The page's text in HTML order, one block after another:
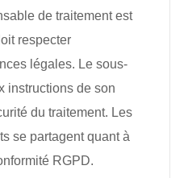
de traitement est
respecter
légales. Le sous-
instructions de son
du traitement. Les
se partagent quant à
RGPD.